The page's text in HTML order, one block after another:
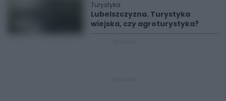
Turystyka
Lubelszczyzna. Turystyka
wiejska, czy agroturystyka?